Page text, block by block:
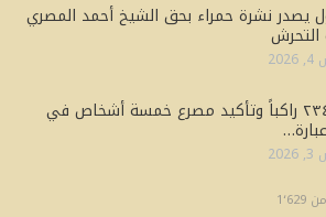
يصدر نشرة حمراء بحق الشيخ أحمد المصري
إجلاء ٢٣٤ راكباً وتأكيد مصرع خمسة أشخاص في